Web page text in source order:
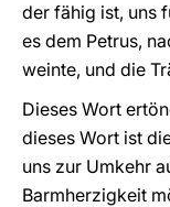
der fähig ist, uns
es dem Petrus,
weinte, und die
Dieses Wort
dieses Wort ist
uns zur Umkehr
Barmherzigkeit